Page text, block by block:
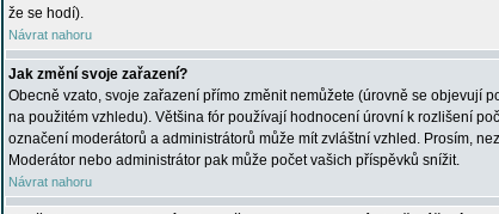
že se hodí).
Návrat nahoru
Jak změní svoje zařazení?
Obecně vzato, svoje zařazení přímo změnit nemůžete (úrovně se objevují
na použitém vzhledu). Většina fór používají hodnocení úrovní k rozlišení
označení moderátorů a administrátorů může mít zvláštní vzhled. Prosím,
Moderátor nebo administrátor pak může počet vašich příspěvků snížit.
Návrat nahoru